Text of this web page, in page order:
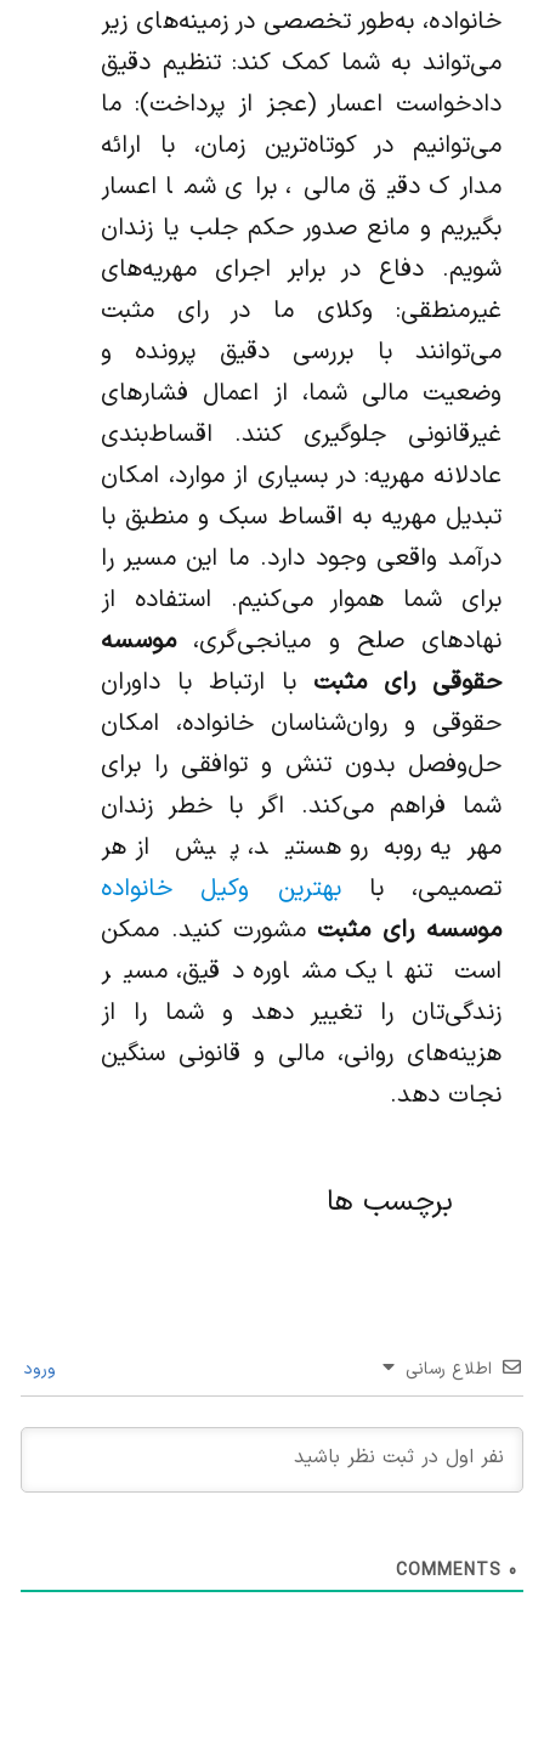
خانواده، به‌طور تخصصی در زمینه‌های زیر
می‌تواند به شما کمک کند: تنظیم دقیق
دادخواست اعسار (عجز از پرداخت): ما
می‌توانیم در کوتاه‌ترین زمان، با ارائه
مدارک دقیق مالی، برای شما اعسار
بگیریم و مانع صدور حکم جلب یا زندان
شویم. دفاع در برابر اجرای مهریه‌های
غیرمنطقی: وکلای ما در رای مثبت
می‌توانند با بررسی دقیق پرونده و
وضعیت مالی شما، از اعمال فشارهای
غیرقانونی جلوگیری کنند. اقساط‌بندی
عادلانه مهریه: در بسیاری از موارد، امکان
تبدیل مهریه به اقساط سبک و منطبق با
درآمد واقعی وجود دارد. ما این مسیر را
برای شما هموار می‌کنیم. استفاده از
نهادهای صلح و میانجی‌گری،موسسه
حقوقی رای مثبت با ارتباط با داوران
حقوقی و روان‌شناسان خانواده، امکان
حل‌وفصل بدون تنش و توافقی را برای
شما فراهم می‌کند. اگر با خطر زندان
مهریه روبه‌رو هستید، پیش از هر
تصمیمی، بابهترین وکیل خانواده
موسسه رای مثبت مشورت کنید. ممکن
است تنها یک مشاوره دقیق، مسیر
زندگی‌تان را تغییر دهد و شما را از
هزینه‌های روانی، مالی و قانونی سنگین
نجات دهد.
برچسب ها
اطلاع رسانی ورود
0